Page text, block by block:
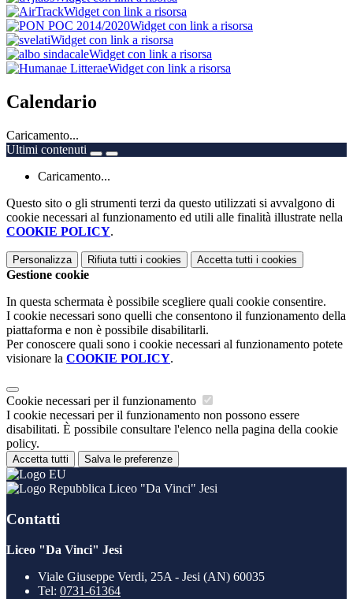
Widget con link a risorsa
Widget con link a risorsa
Widget con link a risorsa
Widget con link a risorsa
Widget con link a risorsa
Calendario
Caricamento...
Ultimi contenuti
Caricamento...
Questo sito o gli strumenti terzi da questo utilizzati si avvalgono di
cookie necessari al funzionamento ed utili alle finalità illustrate nella
COOKIE POLICY.
Personalizza Rifiuta tutti i cookies Accetta tutti i cookies
Gestione cookie
In questa schermata è possibile scegliere quali cookie consentire.
I cookie necessari sono quelli che consentono il funzionamento della
piattaforma e non è possibile disabilitarli.
Per conoscere quali sono i cookie necessari al funzionamento potete
visionare la COOKIE POLICY.
Cookie necessari per il funzionamento
I cookie necessari per il funzionamento non possono essere
disabilitati. È possibile consultare l'elenco nella pagina della cookie
policy.
Accetta tutti Salva le preferenze
Liceo "Da Vinci" Jesi
Contatti
Liceo "Da Vinci" Jesi
Viale Giuseppe Verdi, 25A - Jesi (AN) 60035
Tel: 0731-61364